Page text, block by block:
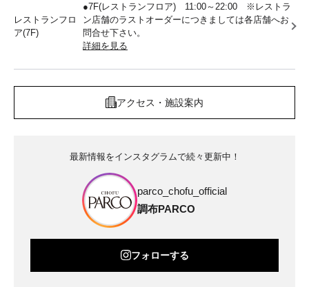
レストランフロ
ア(7F)
●7F(レストランフロア) 11:00～22:00 ※レストラ
ン店舗のラストオーダーにつきましては各店舗へお
問合せ下さい。
詳細を見る
アクセス・施設案内
最新情報をインスタグラムで続々更新中！
parco_chofu_official
調布PARCO
フォローする